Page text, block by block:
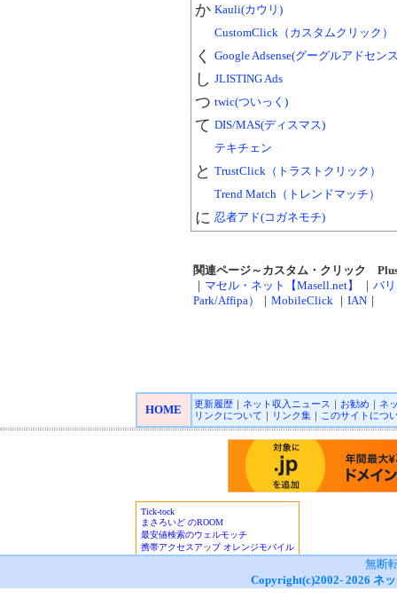
か Kauli(カウリ)
CustomClick（カスタムクリック）
く Google Adsense(グーグルアドセン
し JLISTING Ads
つ twic(ついっく)
て DIS/MAS(ディスマス)
テキチェン
と TrustClick（トラストクリック）
Trend Match（トレンドマッチ）
に 忍者アド(コガネモチ)
関連ページ～カスタム・クリック
｜ マセル・ネット【Masell.net】 ｜ バ
Park/Affipa）
｜ MobileClick ｜ IAN ｜
HOME 更新履歴｜ ネット収入ニュース ｜ お勧め｜ ネ
リンクについて ｜ リンク集｜ このサイトにつ
無断
Copyright(c)2002- 2026 ネ